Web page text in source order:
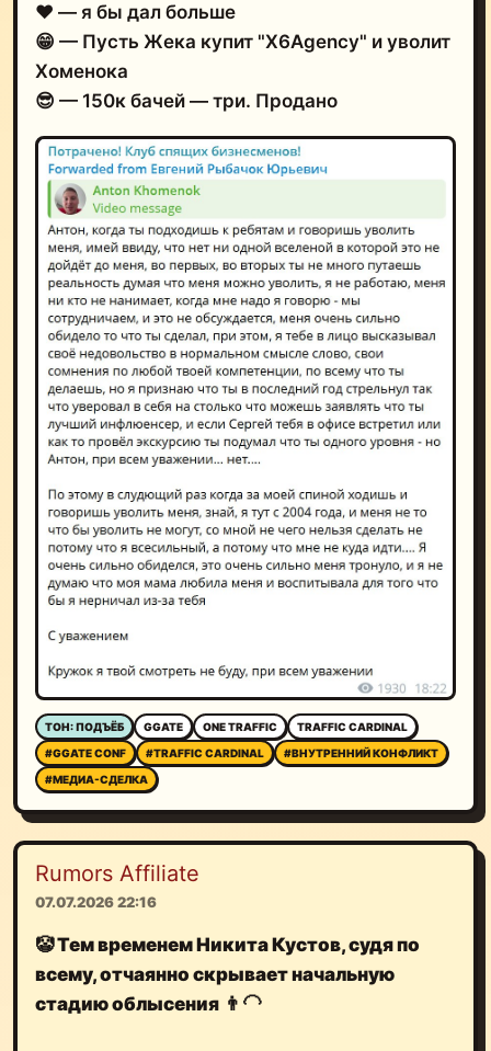
❤️ — я бы дал больше
😁 — Пусть Жека купит "X6Agency" и уволит
Хоменока
😎 — 150к бачей — три. Продано
ТОН: ПОДЪЁБ GGATE ONE TRAFFIC
TRAFFIC CARDINAL
#GGATE CONF
#TRAFFIC CARDINAL
#ВНУТРЕННИЙ КОНФЛИКТ
#МЕДИА-СДЕЛКА
Rumors Affiliate
07.07.2026 22:16
🤡Тем временемНикита Кустов, судя по
всему, отчаянно скрывает начальную
стадию облысения 👨‍🦲